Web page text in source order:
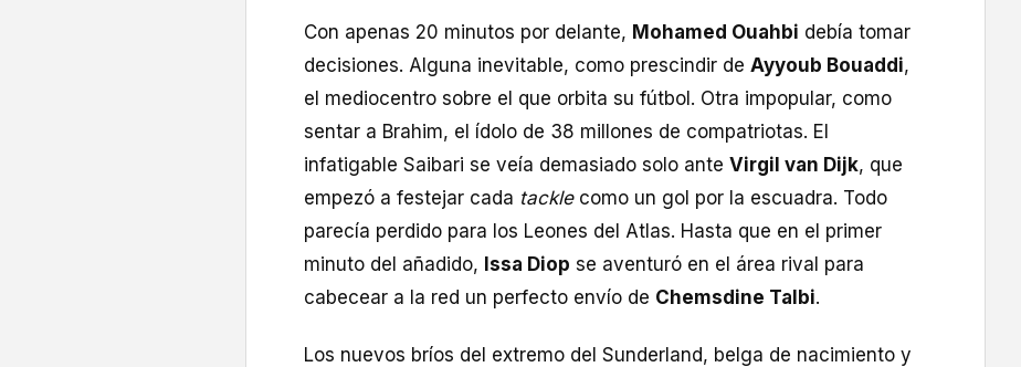
Con apenas 20 minutos por delante, Mohamed Ouahbi debía tomar
decisiones. Alguna inevitable, como prescindir de Ayyoub Bouaddi,
el mediocentro sobre el que orbita su fútbol. Otra impopular, como
sentar a Brahim, el ídolo de 38 millones de compatriotas. El
infatigable Saibari se veía demasiado solo ante Virgil van Dijk, que
empezó a festejar cada tacklecomo un gol por la escuadra. Todo
parecía perdido para los Leones del Atlas. Hasta que en el primer
minuto del añadido, Issa Diop se aventuró en el área rival para
cabecear a la red un perfecto envío de Chemsdine Talbi.
Los nuevos bríos del extremo del Sunderland, belga de nacimiento y